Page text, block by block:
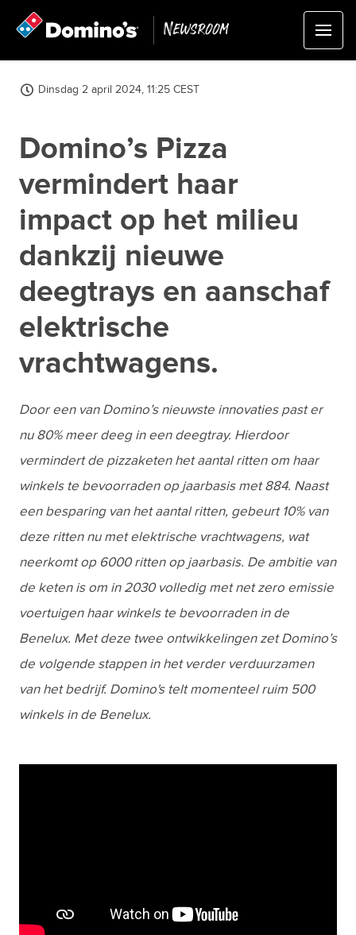
Newsroom
Dinsdag 2 april 2024, 11:25 CEST
Domino’s Pizza
vermindert haar
impact op het milieu
dankzij nieuwe
deegtrays en aanschaf
elektrische
vrachtwagens.
Door een van Domino’s nieuwste innovaties past er
nu 80% meer deeg in een deegtray. Hierdoor
vermindert de pizzaketen het aantal ritten om haar
winkels te bevoorraden op jaarbasis met 884. Naast
een besparing van het aantal ritten, gebeurt 10% van
deze ritten nu met elektrische vrachtwagens, wat
neerkomt op 6000 ritten op jaarbasis. De ambitie van
de keten is om in 2030 volledig met net zero emissie
voertuigen haar winkels te bevoorraden in de
Benelux. Met deze twee ontwikkelingen zet Domino’s
de volgende stappen in het verder verduurzamen
van het bedrijf. Domino's telt momenteel ruim 500
winkels in de Benelux.